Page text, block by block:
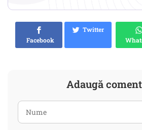
Facebook
Twitter
Adaugă